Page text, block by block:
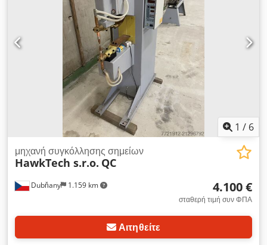
1 / 6
Dubňany 1.159 km
μηχανή συγκόλλησης σημείων
HawkTech s.r.o. QC
4.100 €
σταθερή τιμή συν ΦΠΑ
Αιτηθείτε